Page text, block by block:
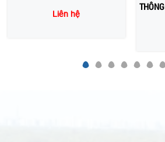
Liên hệ
THÔNG